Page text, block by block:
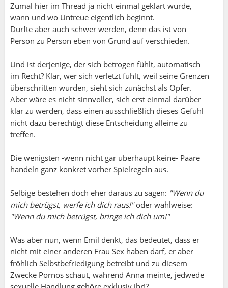
Zumal hier im Thread ja nicht einmal geklärt wurde,
wann und wo Untreue eigentlich beginnt.
Dürfte aber auch schwer werden, denn das ist von
Person zu Person eben von Grund auf verschieden.
Und ist derjenige, der sich betrogen fühlt, automatisch
im Recht? Klar, wer sich verletzt fühlt, weil seine Grenzen
überschritten wurden, sieht sich zunächst als Opfer.
Aber wäre es nicht sinnvoller, sich erst einmal darüber
klar zu werden, dass einen ausschließlich dieses Gefühl
nicht dazu berechtigt diese Entscheidung alleine zu
treffen.
Die wenigsten -wenn nicht gar überhaupt keine- Paare
handeln ganz konkret vorher Spielregeln aus.
Selbige bestehen doch eher daraus zu sagen: "Wenn du
mich betrügst, werfe ich dich raus!"oder wahlweise:
"Wenn du mich betrügst, bringe ich dich um!"
Was aber nun, wenn Emil denkt, das bedeutet, dass er
nicht mit einer anderen Frau Sex haben darf, er aber
fröhlich Selbstbefriedigung betreibt und zu diesem
Zwecke Pornos schaut, während Anna meinte, jedwede